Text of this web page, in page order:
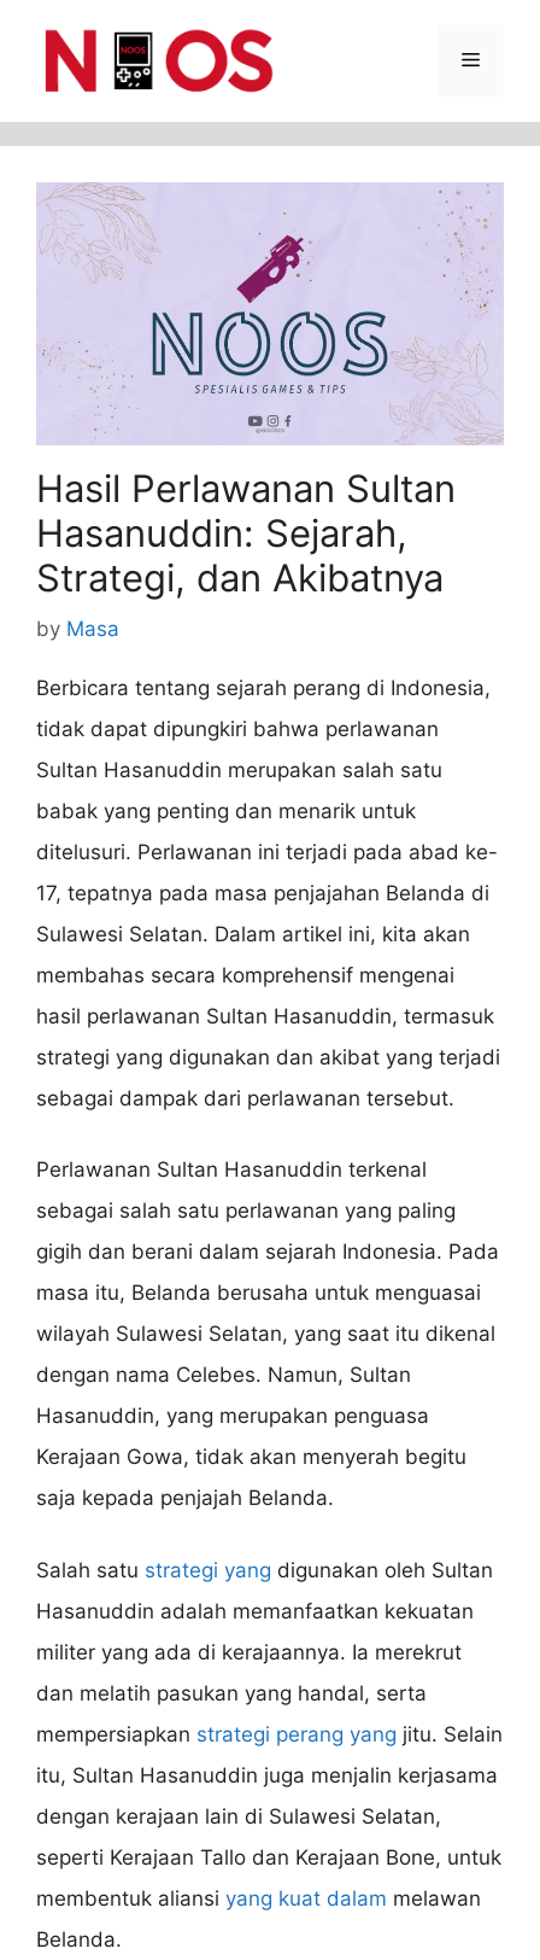
Menu
Hasil Perlawanan Sultan
Hasanuddin: Sejarah,
Strategi, dan Akibatnya
by Masa
Berbicara tentang sejarah perang di Indonesia,
tidak dapat dipungkiri bahwa perlawanan
Sultan Hasanuddin merupakan salah satu
babak yang penting dan menarik untuk
ditelusuri. Perlawanan ini terjadi pada abad ke-
17, tepatnya pada masa penjajahan Belanda di
Sulawesi Selatan. Dalam artikel ini, kita akan
membahas secara komprehensif mengenai
hasil perlawanan Sultan Hasanuddin, termasuk
strategi yang digunakan dan akibat yang terjadi
sebagai dampak dari perlawanan tersebut.
Perlawanan Sultan Hasanuddin terkenal
sebagai salah satu perlawanan yang paling
gigih dan berani dalam sejarah Indonesia. Pada
masa itu, Belanda berusaha untuk menguasai
wilayah Sulawesi Selatan, yang saat itu dikenal
dengan nama Celebes. Namun, Sultan
Hasanuddin, yang merupakan penguasa
Kerajaan Gowa, tidak akan menyerah begitu
saja kepada penjajah Belanda.
Salah satu strategi yang digunakan oleh Sultan
Hasanuddin adalah memanfaatkan kekuatan
militer yang ada di kerajaannya. Ia merekrut
dan melatih pasukan yang handal, serta
mempersiapkan strategi perang yang jitu. Selain
itu, Sultan Hasanuddin juga menjalin kerjasama
dengan kerajaan lain di Sulawesi Selatan,
seperti Kerajaan Tallo dan Kerajaan Bone, untuk
membentuk aliansi yang kuat dalam melawan
Belanda.